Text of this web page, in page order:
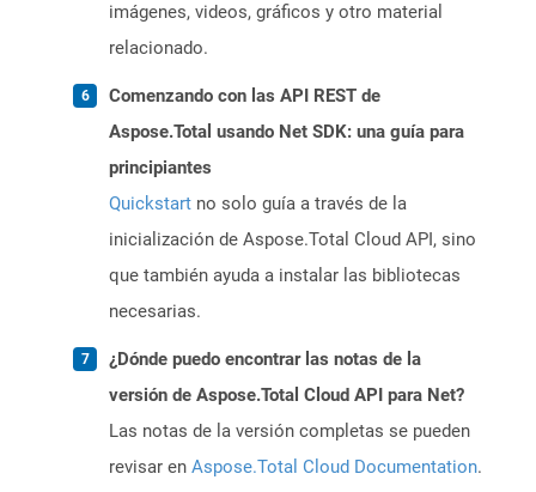
imágenes, videos, gráficos y otro material
relacionado.
Comenzando con las API REST de
Aspose.Total usando Net SDK: una guía para
principiantes
Quickstart no solo guía a través de la
inicialización de Aspose.Total Cloud API, sino
que también ayuda a instalar las bibliotecas
necesarias.
¿Dónde puedo encontrar las notas de la
versión de Aspose.Total Cloud API para Net?
Las notas de la versión completas se pueden
revisar en Aspose.Total Cloud Documentation.